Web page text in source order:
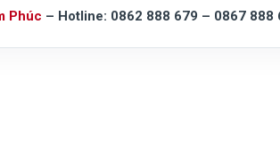
Phúc – Hotline: 0862 888 679 – 0867 888